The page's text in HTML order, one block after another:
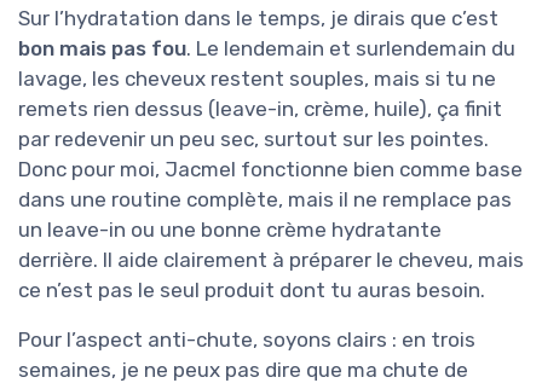
Sur l’hydratation dans le temps, je dirais que c’est
bon mais pas fou. Le lendemain et surlendemain du
lavage, les cheveux restent souples, mais si tu ne
remets rien dessus (leave-in, crème, huile), ça finit
par redevenir un peu sec, surtout sur les pointes.
Donc pour moi, Jacmel fonctionne bien comme base
dans une routine complète, mais il ne remplace pas
un leave-in ou une bonne crème hydratante
derrière. Il aide clairement à préparer le cheveu, mais
ce n’est pas le seul produit dont tu auras besoin.
Pour l’aspect anti-chute, soyons clairs : en trois
semaines, je ne peux pas dire que ma chute de